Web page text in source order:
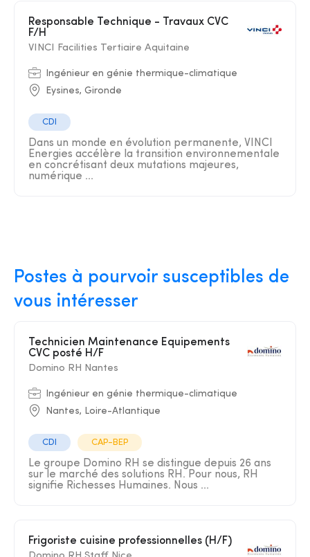
Responsable Technique - Travaux CVC
F/H
VINCI Facilities Tertiaire Aquitaine
Ingénieur en génie thermique-climatique
Eysines, Gironde
CDI
Dans un monde en évolution permanente, VINCI
Energies accélère la transition environnementale
en concrétisant deux mutations majeures,
numérique ...
Postes à pourvoir susceptibles de
vous intéresser
CVC posté H/F
Domino RH Nantes
Ingénieur en génie thermique-climatique
Nantes, Loire-Atlantique
CDI CAP-BEP
Le groupe Domino RH se distingue depuis 26 ans
sur le marché des solutions RH. Pour nous, RH
signifie Richesses Humaines. Nous ...
Frigoriste cuisine professionnelles (H/F)